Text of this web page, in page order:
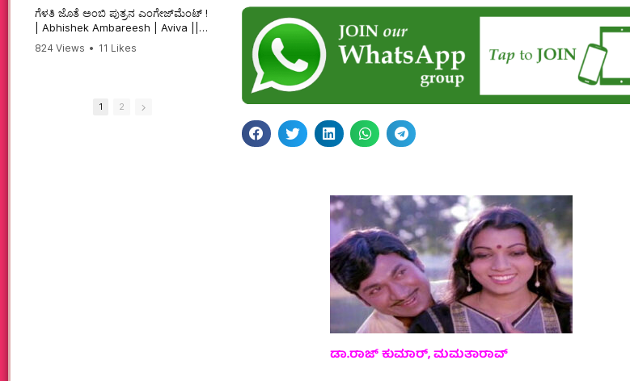
ಗೆಳತಿ ಜೊತೆ ಅಂಬಿ ಪುತ್ರನ ಎಂಗೇಜ್‌ಮೆಂಟ್ !
| Abhishek Ambareesh | Aviva ||
824 Views • 11 Likes
ಮಗನಿಗಾಗಿಯೇ ಸಿನಿಮಾ ಮಾಡಿದ
ಮಹಾತಾಯಿ! | Karnataka ||
#karnataka #kannadamovies
#sandalwood
74 Views 2 Likes • 2 Comments
1 2
ಡಾ.ರಾಜ್ ಕುಮಾರ್‌, ಮಮತಾರಾವ್‌